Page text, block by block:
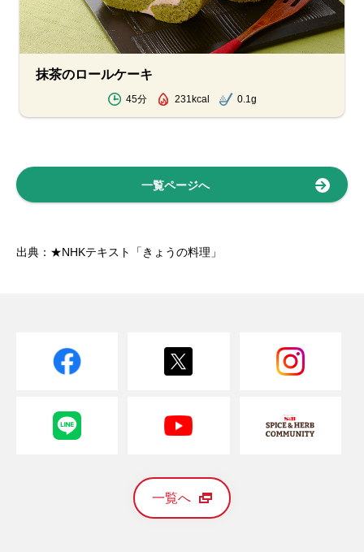
抹茶のロールケーキ
45分 231kcal 0.1g
一覧ページへ
出典：★NHKテキスト「きょうの料理」
一覧へ